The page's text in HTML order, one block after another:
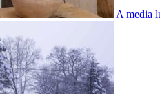
A media